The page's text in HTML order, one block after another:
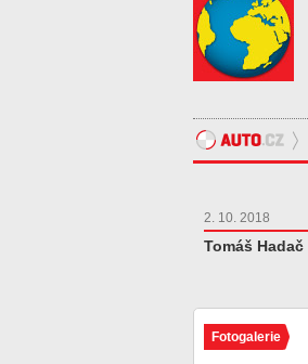
2. 10. 2018
Tomáš Hadač
Fotogalerie